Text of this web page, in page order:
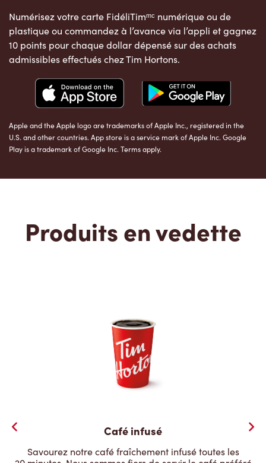
Numérisez votre carte FidéliTimᵐᶜ numérique ou de
plastique ou commandez à l’avance via l’appli et gagnez
10 points pour chaque dollar dépensé sur des achats
admissibles effectués chez Tim Hortons.
Apple and the Apple logo are trademarks of Apple Inc., registered in the
U.S. and other countries. App store is a service mark of Apple Inc. Google
Play is a trademark of Google Inc. Terms apply.
Produits en vedette
Café infusé
Savourez notre café fraîchement infusé toutes les